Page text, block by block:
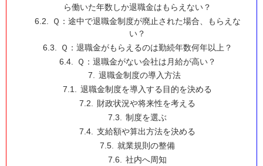
ら働いた年数しか退職金はもらえない？
Ｑ：途中で退職金制度が廃止された場合、もらえな
い？
Ｑ：退職金がもらえるのは勤続年数何年以上？
Ｑ：退職金がない会社は月給が高い？
退職金制度の導入方法
退職金制度を導入する目的を決める
財政状況や将来性を考える
制度を選ぶ
支給額や算出方法を決める
就業規則の整備
社内へ周知